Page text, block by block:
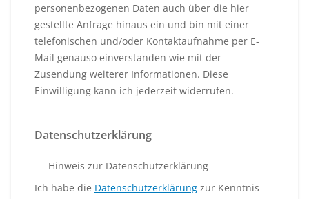
personenbezogenen Daten auch über die hier
gestellte Anfrage hinaus ein und bin mit einer
telefonischen und/oder Kontaktaufnahme per E-
Mail genauso einverstanden wie mit der
Zusendung weiterer Informationen. Diese
Einwilligung kann ich jederzeit widerrufen.
Datenschutzerklärung
Hinweis zur Datenschutzerklärung
Ich habe die Datenschutzerklärung zur Kenntnis